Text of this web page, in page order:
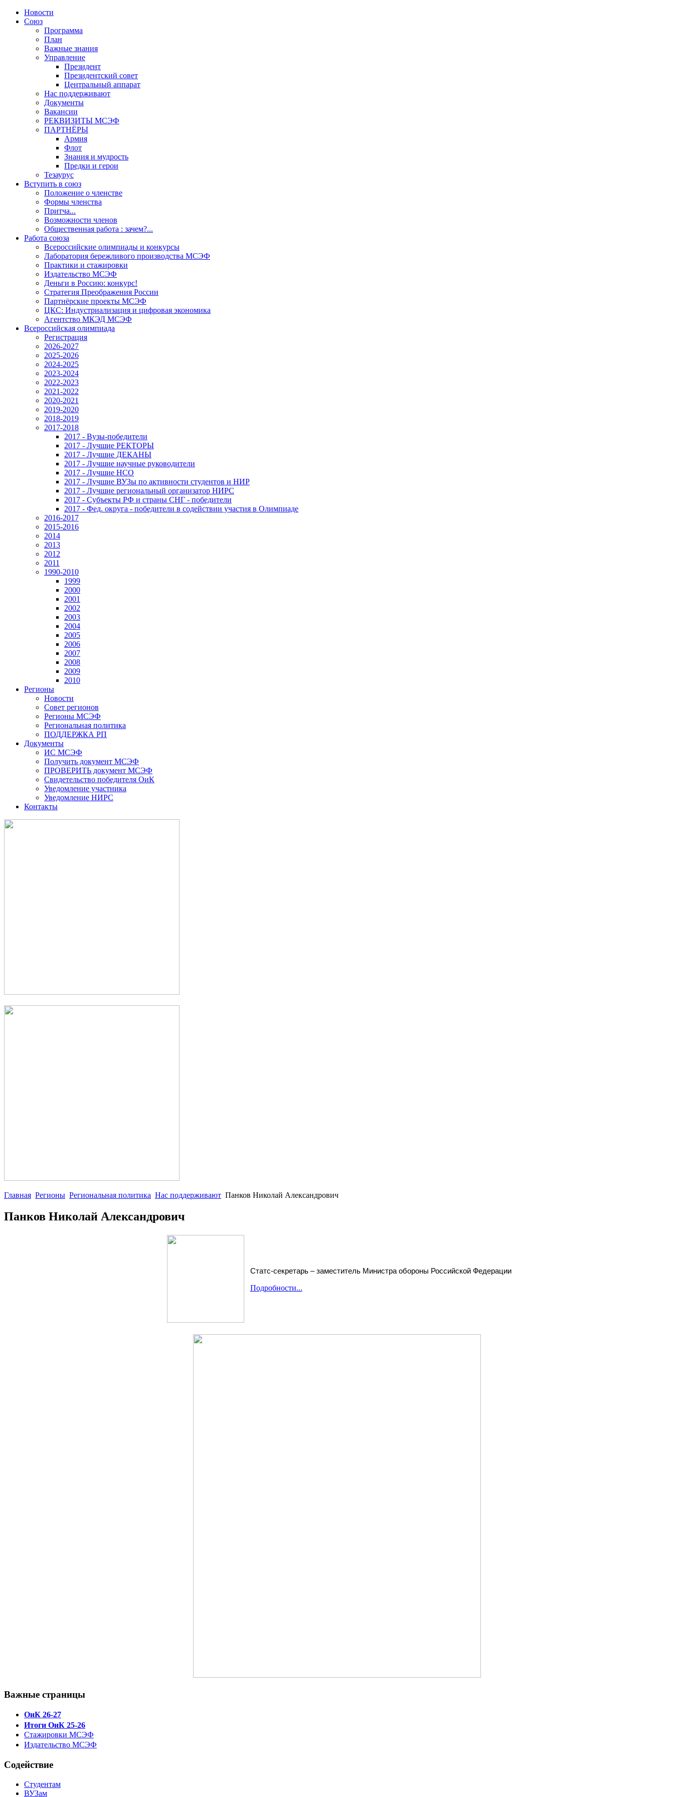
Новости
Союз
Программа
План
Важные знания
Управление
Президент
Президентский совет
Центральный аппарат
Нас поддерживают
Документы
Вакансии
РЕКВИЗИТЫ МСЭФ
ПАРТНЁРЫ
Армия
Флот
Знания и мудрость
Предки и герои
Тезаурус
Вступить в союз
Положение о членстве
Формы членства
Притча...
Возможности членов
Общественная работа : зачем?...
Работа союза
Всероссийские олимпиады и конкурсы
Лаборатория бережливого производства МСЭФ
Практики и стажировки
Издательство МСЭФ
Деньги в Россию: конкурс!
Стратегия Преображения России
Партнёрские проекты МСЭФ
ЦКС: Индустриализация и цифровая экономика
Агентство МКЭД МСЭФ
Всероссийская олимпиада
Регистрация
2026-2027
2025-2026
2024-2025
2023-2024
2022-2023
2021-2022
2020-2021
2019-2020
2018-2019
2017-2018
2017 - Вузы-победители
2017 - Лучшие РЕКТОРЫ
2017 - Лучшие ДЕКАНЫ
2017 - Лучшие научные руководители
2017 - Лучшие НСО
2017 - Лучшие ВУЗы по активности студентов и НИР
2017 - Лучшие региональный организатор НИРС
2017 - Субъекты РФ и страны СНГ - победители
2017 - Фед. округа - победители в содействии участия в Олимпиаде
2016-2017
2015-2016
2014
2013
2012
2011
1990-2010
1999
2000
2001
2002
2003
2004
2005
2006
2007
2008
2009
2010
Регионы
Новости
Совет регионов
Регионы МСЭФ
Региональная политика
ПОДДЕРЖКА РП
Документы
ИС МСЭФ
Получить документ МСЭФ
ПРОВЕРИТЬ документ МСЭФ
Свидетельство победителя ОиК
Уведомление участника
Уведомление НИРС
Контакты
Главная Регионы Региональная политика Нас поддерживают Панков Николай Александрович
Панков Николай Александрович
Статс-секретарь – заместитель Министра обороны Российской Федерации
Подробности...
Важные страницы
ОиК 26-27
Итоги ОиК 25-26
Стажировки МСЭФ
Издательство МСЭФ
Содействие
Студентам
ВУЗам